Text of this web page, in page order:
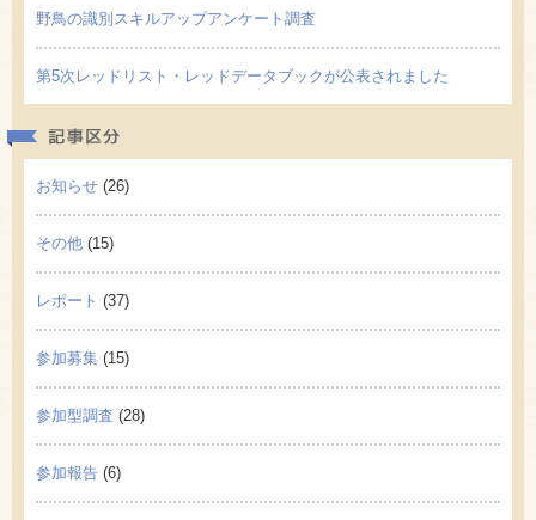
野鳥の識別スキルアップアンケート調査
第5次レッドリスト・レッドデータブックが公表されました
お知らせ (26)
その他 (15)
レポート (37)
参加募集 (15)
参加型調査 (28)
参加報告 (6)